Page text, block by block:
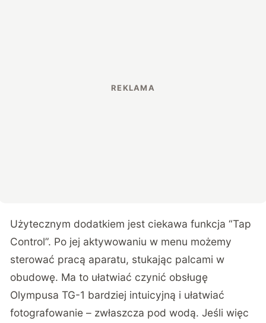
Użytecznym dodatkiem jest ciekawa funkcja “Tap
Control”. Po jej aktywowaniu w menu możemy
sterować pracą aparatu, stukając palcami w
obudowę. Ma to ułatwiać czynić obsługę
Olympusa TG-1 bardziej intuicyjną i ułatwiać
fotografowanie – zwłaszcza pod wodą. Jeśli więc